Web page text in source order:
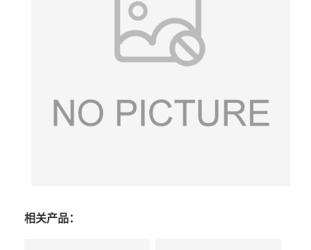
相关产品：